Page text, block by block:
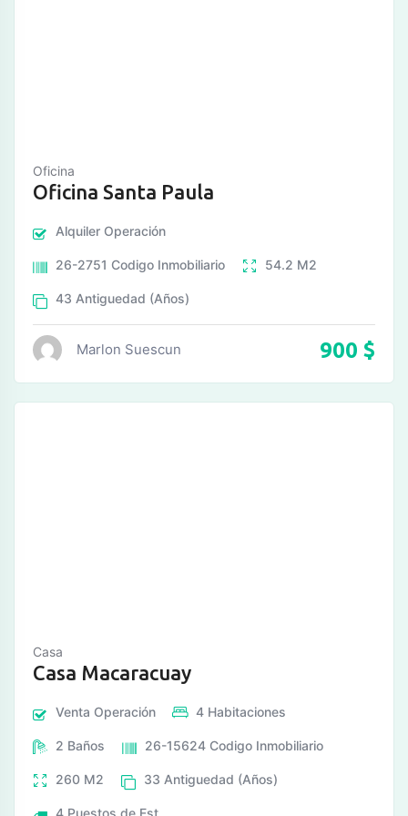
Oficina
Oficina Santa Paula
Alquiler Operación
26-2751 Codigo Inmobiliario 54.2 M2
43 Antiguedad (Años)
Marlon Suescun 900 $
Casa
Casa Macaracuay
Venta Operación 4 Habitaciones
2 Baños 26-15624 Codigo Inmobiliario
260 M2 33 Antiguedad (Años)
4 Puestos de Est.